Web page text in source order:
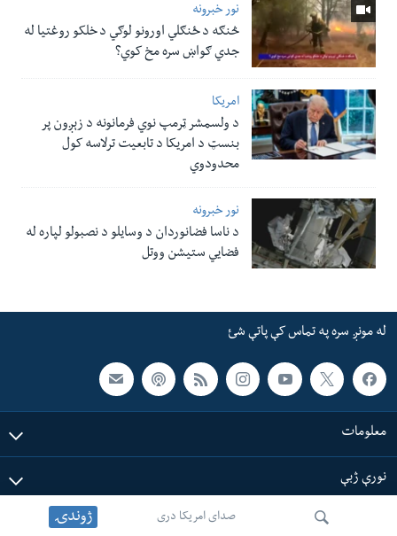
صدای امریکا دری ژوندۍ
نور خبرونه
څنګه د ځنګلي اورونو لوګي د خلکو روغتیا له
جدي ګواښ سره مخ کوي؟
امریکا
د ولسمشر ټرمپ نوي فرمانونه د زېږون پر
بنسټ د امریکا د تابعیت ترلاسه کول
محدودوي
نور خبرونه
د ناسا فضانوردان د وسایلو د نصبولو لپاره له
فضایي ستیشن ووتل
له مونږ سره په تماس کې پاتې شئ
معلومات
نورې ژبې